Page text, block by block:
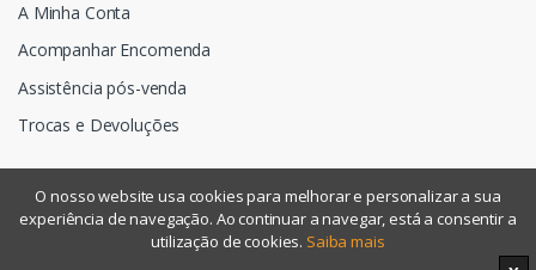
A Minha Conta
Acompanhar Encomenda
Assistência pós-venda
Trocas e Devoluções
©Assismática- Todos os direitos reservados
O nosso website usa cookies para melhorar e personalizar a sua
experiência de navegação. Ao continuar a navegar, está a consentir a
utilização de cookies. Saiba mais